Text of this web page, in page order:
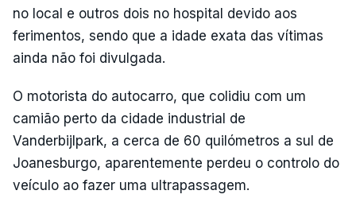
no local e outros dois no hospital devido aos
ferimentos, sendo que a idade exata das vítimas
ainda não foi divulgada.
O motorista do autocarro, que colidiu com um
camião perto da cidade industrial de
Vanderbijlpark, a cerca de 60 quilómetros a sul de
Joanesburgo, aparentemente perdeu o controlo do
veículo ao fazer uma ultrapassagem.